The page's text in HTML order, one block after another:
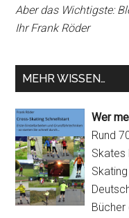
Aber das Wichtigste:
Ihr Frank Röder
MEHR WISSEN…
Wer
Rund
Skates